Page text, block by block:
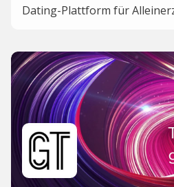
Dating-Plattform für